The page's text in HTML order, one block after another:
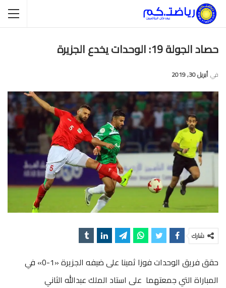
حصاد الجولة 19: الوحدات يخدع الجزيرة
في أبريل 30, 2019
شارك
حقق فريق الوحدات فوزا ثمينا على ضيفه الجزيرة «1-0» في
المباراة التي جمعتهما على استاد الملك عبدالله الثاني